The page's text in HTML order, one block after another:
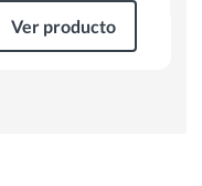
Ver producto